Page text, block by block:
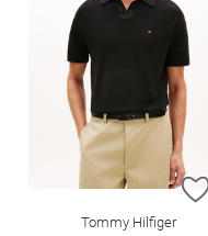
Tommy Hilfiger